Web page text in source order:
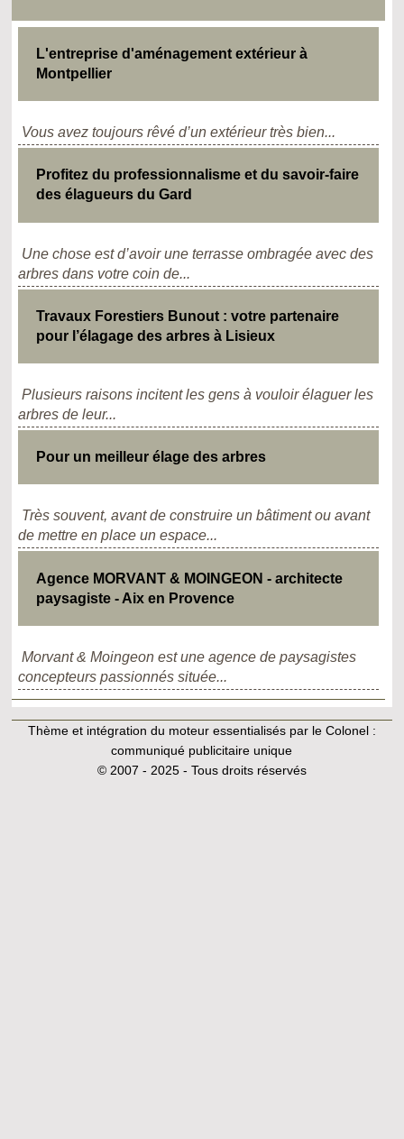
L'entreprise d'aménagement extérieur à
Montpellier
Vous avez toujours rêvé d’un extérieur très bien...
Profitez du professionnalisme et du savoir-faire
des élagueurs du Gard
Une chose est d’avoir une terrasse ombragée avec des
arbres dans votre coin de...
Travaux Forestiers Bunout : votre partenaire
pour l’élagage des arbres à Lisieux
Plusieurs raisons incitent les gens à vouloir élaguer les
arbres de leur...
Pour un meilleur élage des arbres
Très souvent, avant de construire un bâtiment ou avant
de mettre en place un espace...
Agence MORVANT & MOINGEON - architecte
paysagiste - Aix en Provence
Morvant & Moingeon est une agence de paysagistes
concepteurs passionnés située...
Thème et intégration du moteur essentialisés par le Colonel :
communiqué publicitaire unique
© 2007 - 2025 - Tous droits réservés